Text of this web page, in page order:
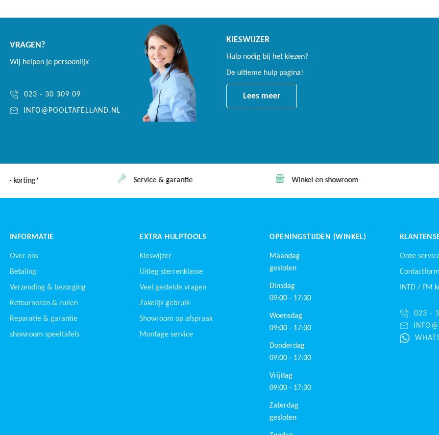
VRAGEN?
Wij helpen je persoonlijk
023 - 30 309 09
INFO@POOLTAFELLAND.NL
KIESWIJZER
Hulp nodig bij het kiezen?
De ultieme hulp pagina!
Lees meer
Service & garantie Winkel en showroom Lage prijs
INFORMATIE
Over ons
Betaling
Verzending & bezorging
Retourneren & ruilen
Reparatie & garantie
showroom speeltafels
EXTRA HULPTOOLS
Kieswijzer
Uitleg sterrenklasse
Veel gestelde vragen
Zakelijk gebruik
Showroom op afspraak
Montage service
OPENINGSTIJDEN (WINKEL)
Maandag
gesloten
Dinsdag
09:00 - 17:30
Woensdag
09:00 - 17:30
Donderdag
09:00 - 17:30
Vrijdag
09:00 - 17:30
Zaterdag
gesloten
Onze
INTD / FM
023 -